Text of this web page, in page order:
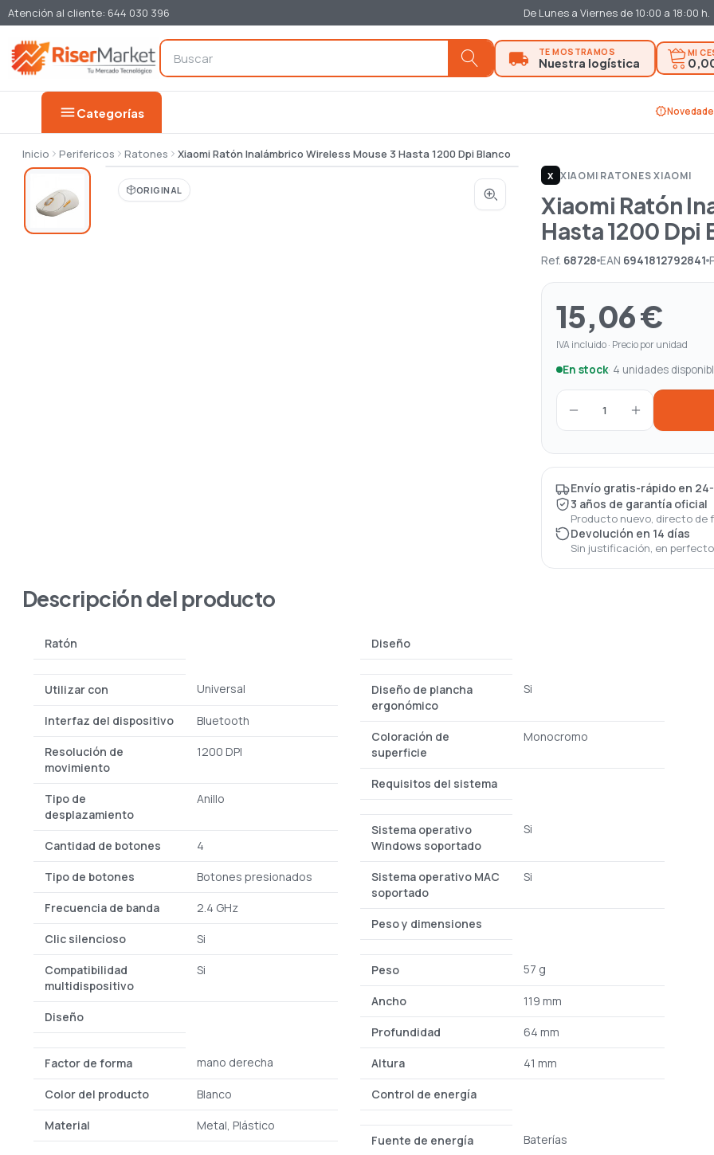
Atención al cliente: 644 030 396 De Lunes a Viernes de 10:00 a 18:00 h.
MI
menuCategorías new_releases
Inicio Perifericos Ratones Xiaomi Ratón Inalámbrico Wireless Mouse 3 Hasta 1200 Dpi Blanco
ORIGINAL
X XIAOMI|RATONES XIAOMI
Xiaomi Ratón
Hasta 1200 Dpi
Ref. 68728 EAN 6941812792841
15,06 €
IVA incluido · Precio por unidad
En stock· 4 unidades
1
Envío gratis-rápido en
3 años de garantía oficial
Producto nuevo, directo de
Devolución en 14 días
Sin justificación, en
Descripción del producto
Ratón
Utilizar con Universal
Interfaz del dispositivo Bluetooth
Resolución de
movimiento
1200 DPI
Tipo de
desplazamiento
Anillo
Cantidad de botones 4
Tipo de botones Botones presionados
Frecuencia de banda 2.4 GHz
Clic silencioso Si
Compatibilidad
multidispositivo
Si
Diseño
Factor de forma mano derecha
Color del producto Blanco
Material Metal, Plástico
Diseño
Diseño de plancha
ergonómico
Si
Coloración de
superficie
Monocromo
Requisitos del sistema
Sistema operativo
Windows soportado
Si
Sistema operativo MAC
soportado
Si
Peso y dimensiones
Peso 57 g
Ancho 119 mm
Profundidad 64 mm
Altura 41 mm
Control de energía
Fuente de energía Baterías